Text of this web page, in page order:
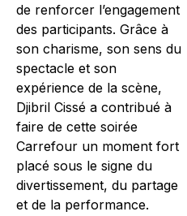
de renforcer l’engagement
des participants. Grâce à
son charisme, son sens du
spectacle et son
expérience de la scène,
Djibril Cissé a contribué à
faire de cette soirée
Carrefour un moment fort
placé sous le signe du
divertissement, du partage
et de la performance.